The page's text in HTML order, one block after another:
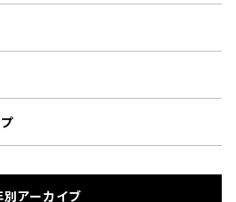
別アーカイブ